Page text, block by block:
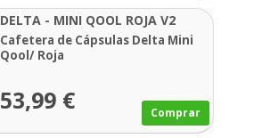
DELTA - MINI QOOL ROJA V2
Cafetera de Cápsulas Delta Mini
Qool/ Roja
53,99 € Comprar